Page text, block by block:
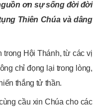
ơn sự sống đời đời
Thiên Chúa và dâng
trong Hội Thánh, từ các vị
chỉ đọng lại trong lòng,
thắng tử thần.
cầu xin Chúa cho các